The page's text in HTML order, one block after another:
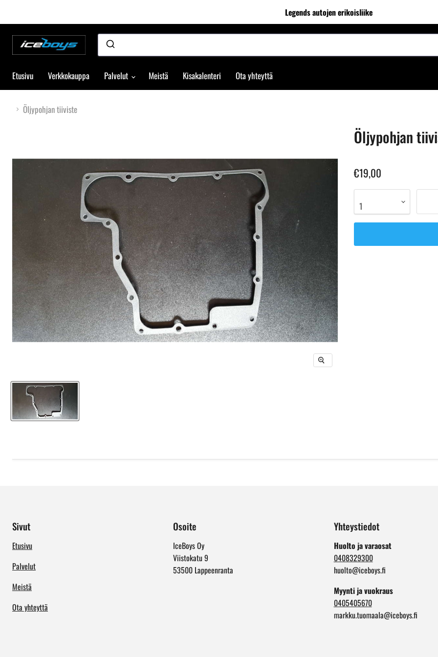
Legends autojen erikoisliike
Etusivu Verkkokauppa Palvelut Meistä Kisakalenteri Ota yhteyttä
Öljypohjan tiiviste
Öljypohjan
€19,00
Sivut
Etusivu
Palvelut
Meistä
Ota yhteyttä
Osoite
IceBoys Oy
Viistokatu 9
53500 Lappeenranta
Yhteystiedot
Huolto ja varaosat
0408329300
huolto@iceboys.fi
Myynti ja vuokraus
0405405670
markku.tuomaala@iceboys.fi